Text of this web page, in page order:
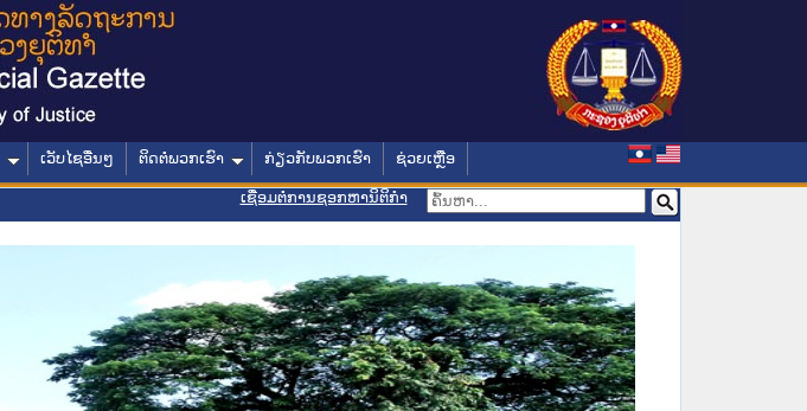
ເວັບໄຊອື່ນໆ ຕິດຕໍ່ພວກເຮົາ ກ່ຽວກັບພວກເຮົາ ຊ່ວຍເຫຼືອ
ເຊື່ອມຕໍ່ການຊອກຫານິຕິກຳ